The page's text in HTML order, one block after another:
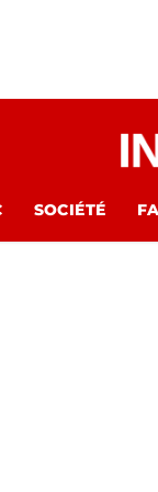
SOCIÉTÉ